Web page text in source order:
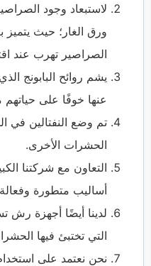
لاستبعاد وجود
ورق الغار؛ حيث يتميز
الصراصير تهرب عند
يشم روائح البابونج
عنها خوفًا على حياتهم
تم وضع النفتالين في
الحشرات الأخرى.
التعاون مع شركتنا
أساليب متطورة
لدينا أيضًا أجهزة رش
التي تختبئ فيها
نحن نعتمد على